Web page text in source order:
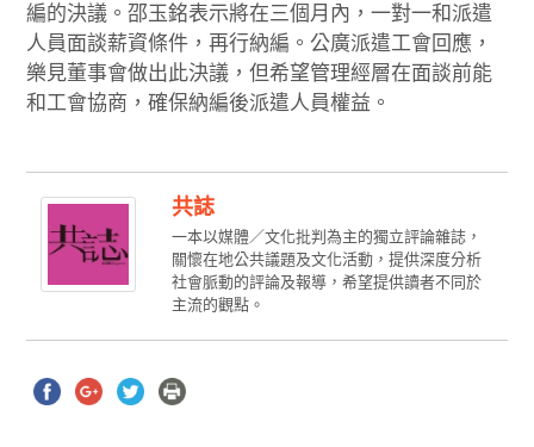
編的決議。邵玉銘表示將在三個月內，一對一和派遣
人員面談薪資條件，再行納編。公廣派遣工會回應，
樂見董事會做出此決議，但希望管理經層在面談前能
和工會協商，確保納編後派遣人員權益。
共誌
一本以媒體／文化批判為主的獨立評論雜誌，
關懷在地公共議題及文化活動，提供深度分析
社會脈動的評論及報導，希望提供讀者不同於
主流的觀點。